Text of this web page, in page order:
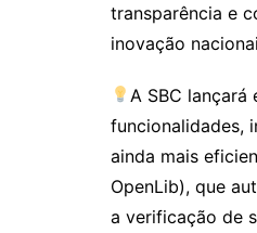
transparência e
inovação
A SBC lançará
funcionalidades,
ainda mais
OpenLib), que
a verificação de